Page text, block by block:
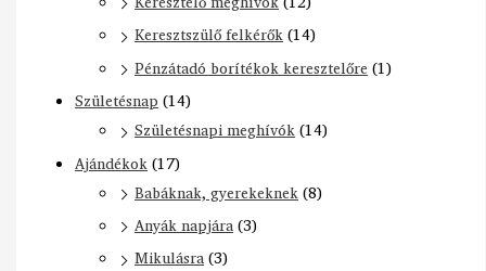
Keresztszülő felkérők(14)
Pénzátadó borítékok keresztelőre (1)
Születésnap (14)
Születésnapi meghívók(14)
Ajándékok(17)
Babáknak, gyerekeknek(8)
Anyák napjára(3)
Mikulásra(3)